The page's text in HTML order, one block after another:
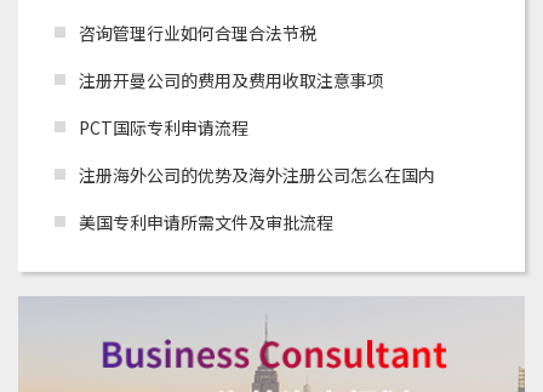
咨询管理行业如何合理合法节税
注册开曼公司的费用及费用收取注意事项
PCT国际专利申请流程
注册海外公司的优势及海外注册公司怎么在国内
美国专利申请所需文件及审批流程